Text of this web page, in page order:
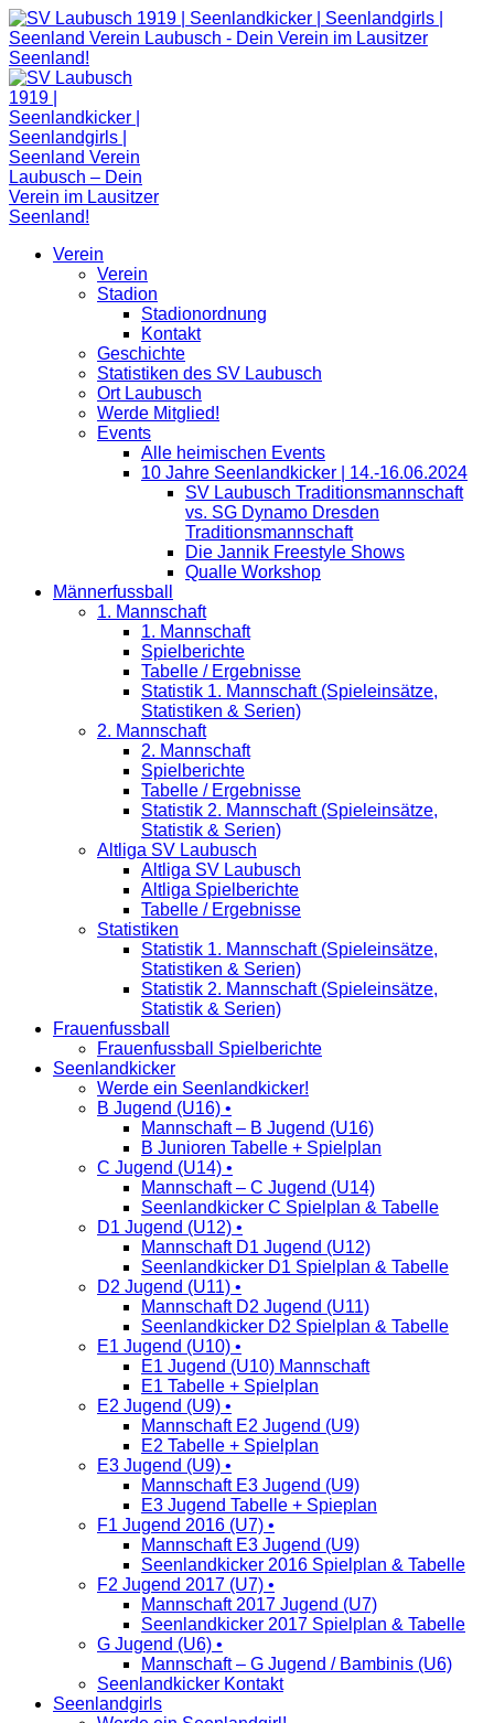
Zum
Inhalt
springen
Verein
Verein
Stadion
Stadionordnung
Kontakt
Geschichte
Statistiken des SV Laubusch
Ort Laubusch
Werde Mitglied!
Events
Alle heimischen Events
10 Jahre Seenlandkicker | 14.-16.06.2024
SV Laubusch Traditionsmannschaft
vs. SG Dynamo Dresden
Traditionsmannschaft
Die Jannik Freestyle Shows
Qualle Workshop
Männerfussball
1. Mannschaft
1. Mannschaft
Spielberichte
Tabelle / Ergebnisse
Statistik 1. Mannschaft (Spieleinsätze,
Statistiken & Serien)
2. Mannschaft
2. Mannschaft
Spielberichte
Tabelle / Ergebnisse
Statistik 2. Mannschaft (Spieleinsätze,
Statistik & Serien)
Altliga SV Laubusch
Altliga SV Laubusch
Altliga Spielberichte
Tabelle / Ergebnisse
Statistiken
Statistik 1. Mannschaft (Spieleinsätze,
Statistiken & Serien)
Statistik 2. Mannschaft (Spieleinsätze,
Statistik & Serien)
Frauenfussball
Frauenfussball Spielberichte
Seenlandkicker
Werde ein Seenlandkicker!
B Jugend (U16) •
Mannschaft – B Jugend (U16)
B Junioren Tabelle + Spielplan
C Jugend (U14) •
Mannschaft – C Jugend (U14)
Seenlandkicker C Spielplan & Tabelle
D1 Jugend (U12) •
Mannschaft D1 Jugend (U12)
Seenlandkicker D1 Spielplan & Tabelle
D2 Jugend (U11) •
Mannschaft D2 Jugend (U11)
Seenlandkicker D2 Spielplan & Tabelle
E1 Jugend (U10) •
E1 Jugend (U10) Mannschaft
E1 Tabelle + Spielplan
E2 Jugend (U9) •
Mannschaft E2 Jugend (U9)
E2 Tabelle + Spielplan
E3 Jugend (U9) •
Mannschaft E3 Jugend (U9)
E3 Jugend Tabelle + Spieplan
F1 Jugend 2016 (U7) •
Mannschaft E3 Jugend (U9)
Seenlandkicker 2016 Spielplan & Tabelle
F2 Jugend 2017 (U7) •
Mannschaft 2017 Jugend (U7)
Seenlandkicker 2017 Spielplan & Tabelle
G Jugend (U6) •
Mannschaft – G Jugend / Bambinis (U6)
Seenlandkicker Kontakt
Seenlandgirls